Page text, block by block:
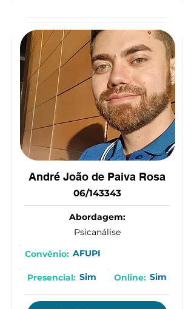
(15) 9 8106-8420
André João de Paiva Rosa
06/143343
Abordagem:
Psicanálise
Convênio: AFUPI
Presencial: Sim Online: Sim